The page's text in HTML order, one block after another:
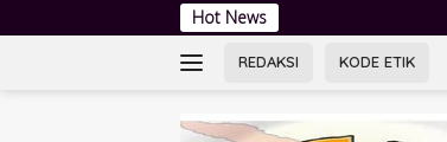
ke
Hot News
REDAKSI KODE ETIK